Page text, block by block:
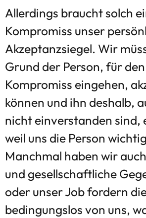
Allerdings braucht solch
Kompromiss unser
Akzeptanzsiegel. Wir
Grund der Person, für
Kompromiss eingehen,
können und ihn deshalb,
nicht einverstanden sind,
weil uns die Person
Manchmal haben wir
und gesellschaftliche
oder unser Job fordern
bedingungslos von uns,